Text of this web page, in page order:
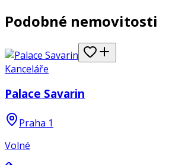
Podobné nemovitosti
Kanceláře
Palace Savarin
Praha 1
Volné